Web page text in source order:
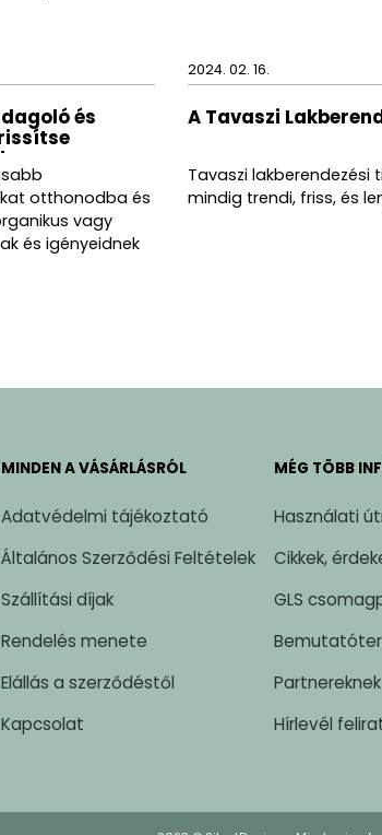
és
otthonodba és
vagy
és igényeidnek
2024. 02. 16.
A Tavaszi
Tavaszi
mindig trendi, friss, és
MINDEN A VÁSÁRLÁSRÓL
Adatvédelmi tájékoztató
Általános Szerződési Feltételek
Szállítási díjak
Rendelés menete
Elállás a szerződéstől
Kapcsolat
MÉG TÖBB
Használati
Cikkek,
GLS
Partnereknek
Hírlevél